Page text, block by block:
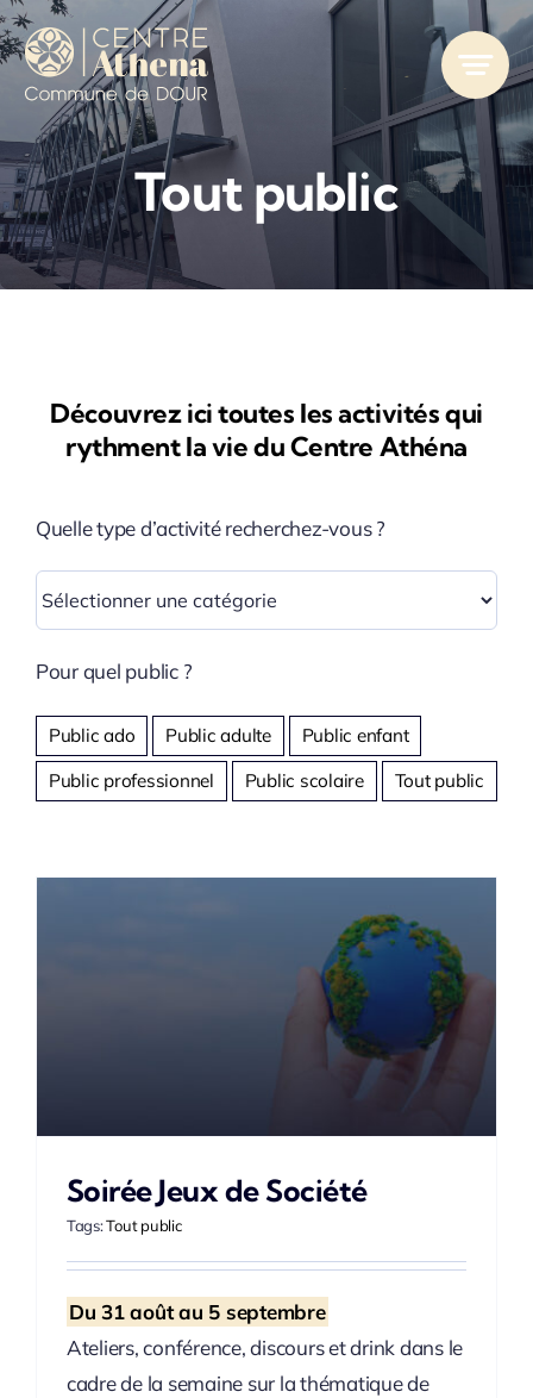
Passer
au
contenu
Tout public
Découvrez ici toutes les activités qui
rythment la vie du Centre Athéna
Quelle type d’activité recherchez-vous ?
Pour quel public ?
Public ado Public adulte
Public enfant
Public professionnel
Public scolaire Tout public
Soirée Jeux de Société
Tags:Tout public
Du 31 août au 5 septembre
Ateliers, conférence, discours et drink dans le
cadre de la semaine sur la thématique de